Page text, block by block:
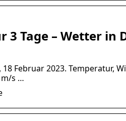
Tage – Wetter in
Februar 2023. Temperatur,
m/s …